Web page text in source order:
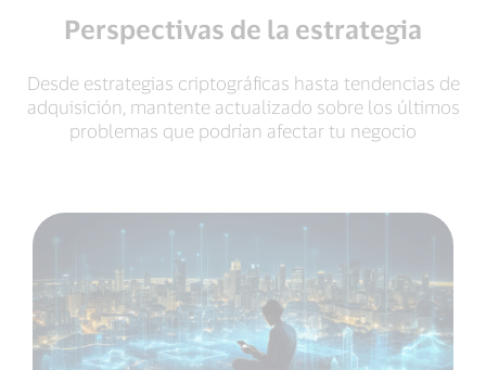
Perspectivas de la estrategia
Desde estrategias criptográficas hasta tendencias de
adquisición, mantente actualizado sobre los últimos
problemas que podrían afectar tu negocio